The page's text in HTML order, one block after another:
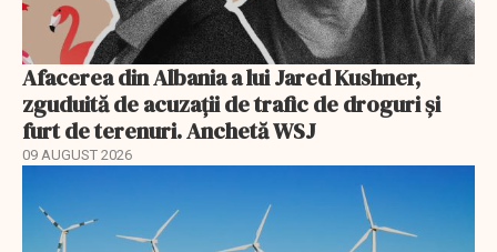
Afacerea din Albania a lui Jared Kushner,
zguduită de acuzații de trafic de droguri și
furt de terenuri. Anchetă WSJ
09 AUGUST 2026